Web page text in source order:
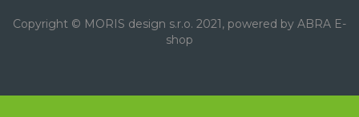
Copyright © MORIS design s.r.o. 2021, powered by ABRA E-
shop